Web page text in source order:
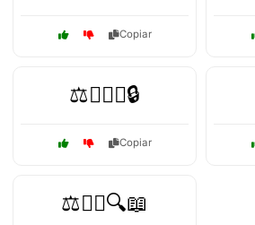
Copiar
⚖️🕵️‍♀️📖🔒
Copiar
⚖️🧑‍⚖️🔍📖